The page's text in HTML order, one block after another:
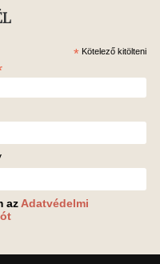
* Kötelező kitölteni
az Adatvédelmi